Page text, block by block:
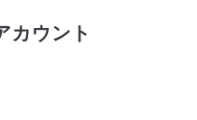
カウント